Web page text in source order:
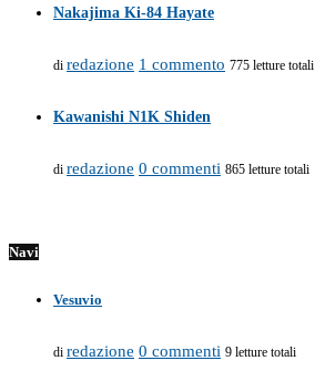
Nakajima Ki-84 Hayate
di redazione 1 commento 775 letture totali
Kawanishi N1K Shiden
di redazione 0 commenti 865 letture totali
Navi
Vesuvio
di redazione 0 commenti 9 letture totali